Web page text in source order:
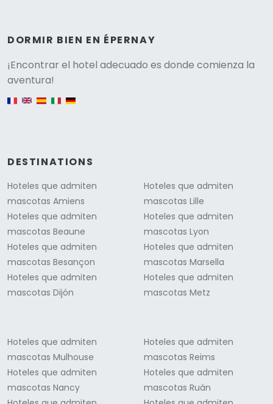
DORMIR BIEN EN ÉPERNAY
¡Encontrar el hotel adecuado es donde comienza la
aventura!
DESTINATIONS
Hoteles que admiten
mascotas Amiens
Hoteles que admiten
mascotas Beaune
Hoteles que admiten
mascotas Besançon
Hoteles que admiten
mascotas Dijón
Hoteles que admiten
mascotas Lille
Hoteles que admiten
mascotas Lyon
Hoteles que admiten
mascotas Marsella
Hoteles que admiten
mascotas Metz
Hoteles que admiten
mascotas Mulhouse
Hoteles que admiten
mascotas Nancy
Hoteles que admiten
mascotas Reims
Hoteles que admiten
mascotas Ruán